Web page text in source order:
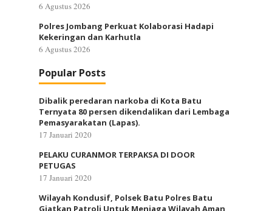
6 Agustus 2026
Polres Jombang Perkuat Kolaborasi Hadapi
Kekeringan dan Karhutla
6 Agustus 2026
Popular Posts
Dibalik peredaran narkoba di Kota Batu
Ternyata 80 persen dikendalikan dari Lembaga
Pemasyarakatan (Lapas).
17 Januari 2020
PELAKU CURANMOR TERPAKSA DI DOOR
PETUGAS
17 Januari 2020
Wilayah Kondusif, Polsek Batu Polres Batu
Giatkan Patroli Untuk Menjaga Wilayah Aman